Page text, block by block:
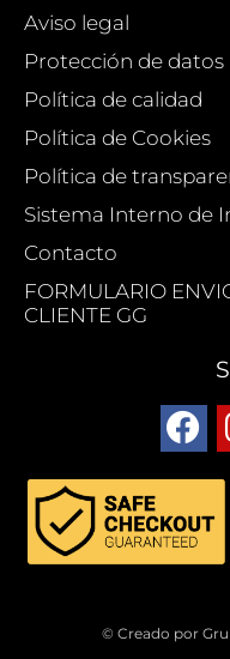
Aviso legal
Protección de datos
Política de calidad
Política de Cookies
Política de
Sistema Interno de
Contacto
FORMULARIO
CLIENTE GG
© Creado por